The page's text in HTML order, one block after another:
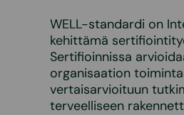
WELL-standardi on
kehittämä
Sertifioinnissa
organisaation
vertaisarvioituun
terveelliseen